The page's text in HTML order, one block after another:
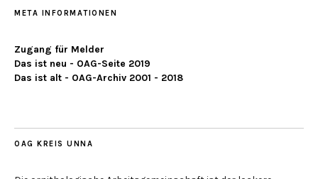
META INFORMATIONEN
Zugang für Melder
Das ist neu - OAG-Seite 2019
Das ist alt - OAG-Archiv 2001 - 2018
OAG KREIS UNNA